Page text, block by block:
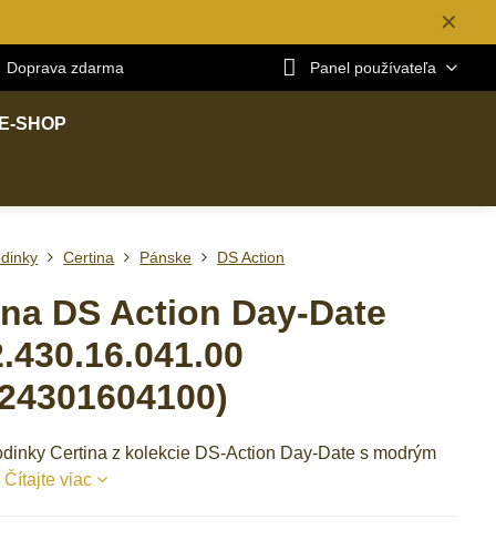
✕
Doprava zdarma Panel používateľa
SHOP
Certina Pánske DS Action
DS Action Day-Date
Certina z kolekcie DS-Action Day-Date s modrým
Čítajte viac